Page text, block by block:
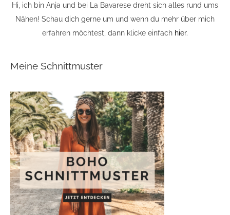
Hi, ich bin Anja und bei La Bavarese dreht sich alles rund ums
Nähen! Schau dich gerne um und wenn du mehr über mich
erfahren möchtest, dann klicke einfach hier.
Meine Schnittmuster